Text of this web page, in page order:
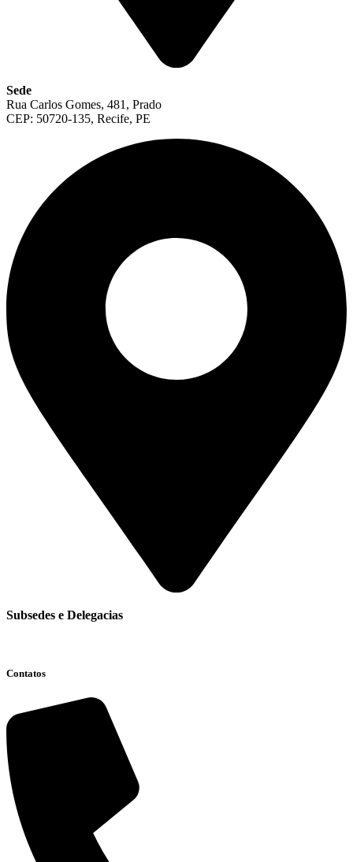
Sede
Rua Carlos Gomes, 481, Prado
CEP: 50720-135, Recife, PE
Subsedes e Delegacias
Contatos